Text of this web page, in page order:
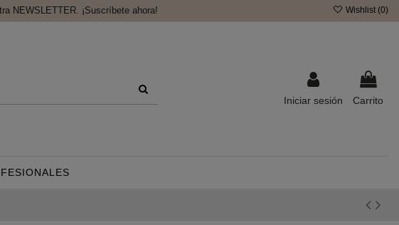
NEWSLETTER. ¡Suscríbete ahora! Wishlist (0)
Iniciar sesión Carrito